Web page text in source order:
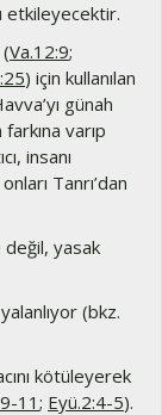
etkileyecektir.
Va.12:9;
) için kullanılan
günah
varıp
insanı
Tanrı’dan
yasak
(bkz.
kötüleyerek
11; Eyü.2:4-5).